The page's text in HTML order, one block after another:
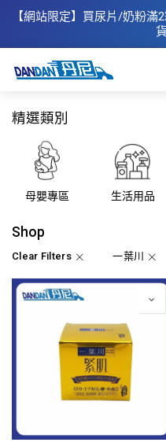
【網站限定】 買尿片/奶粉滿
精選類別
母嬰專區 生活用品
Shop
Clear Filters 一葉川